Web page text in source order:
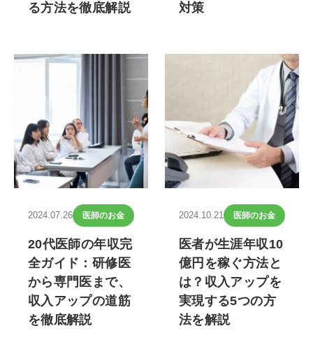
る方法を徹底解説
対策
2024.07.26 医師のお金
20代医師の年収完
全ガイド：研修医
から専門医まで、
収入アップの道筋
を徹底解説
2024.10.21 医師のお金
医者が生涯年収10
億円を稼ぐ方法と
は？収入アップを
実現する5つの方
法を解説